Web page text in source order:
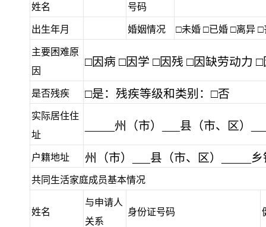
姓名 号码
出生年月 婚姻情况 □未婚 □已婚 □离异 □
主要困难原
因
□因病 □因学 □因残 □因缺劳动力 □
是否残疾 □是：残疾等级和类别： □否
实际居住住
址
_____州（市）___县（市、区）
户籍地址 州（市）___县（市、区）_____
共同生活家庭成员基本情况
姓名
与申请人
关系
身份证号码